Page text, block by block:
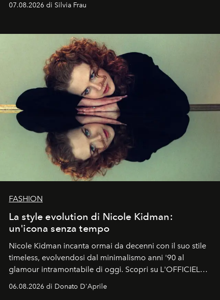
07.08.2026 di Silvia Frau
FASHION
La style evolution di Nicole Kidman:
un'icona senza tempo
Nicole Kidman incanta ormai da decenni con il suo stile
timeless, evolvendosi dal minimalismo anni '90 al
glamour intramontabile di oggi. Scopri su L'OFFICIEL
06.08.2026 di Donato D'Aprile